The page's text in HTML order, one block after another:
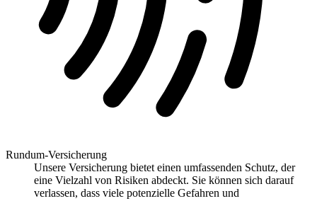
Rundum-Versicherung
Unsere Versicherung bietet einen umfassenden Schutz, der
eine Vielzahl von Risiken abdeckt. Sie können sich darauf
verlassen, dass viele potenzielle Gefahren und